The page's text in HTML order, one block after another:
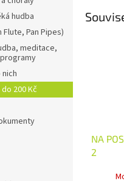
hudba
Flute, Pan Pipes)
meditace,
do 200 Kč
NA
2